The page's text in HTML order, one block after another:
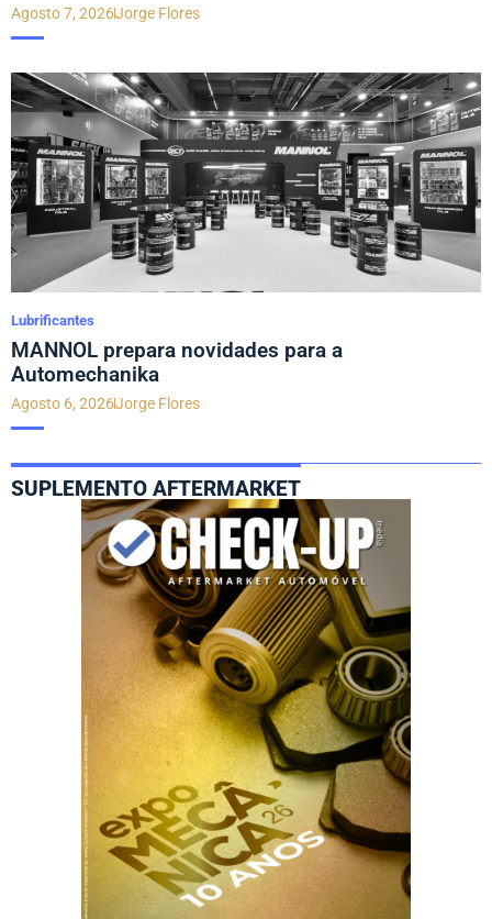
Agosto 7, 2026Jorge Flores
Lubrificantes
MANNOL prepara novidades para a
Automechanika
Agosto 6, 2026Jorge Flores
SUPLEMENTO AFTERMARKET